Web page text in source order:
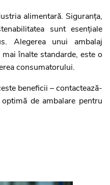
alimentară. Siguranța,
sunt esențiale
Alegerea unui ambalaj
înalte standarde, este o
consumatorului.
beneficii – contactează-
de ambalare pentru